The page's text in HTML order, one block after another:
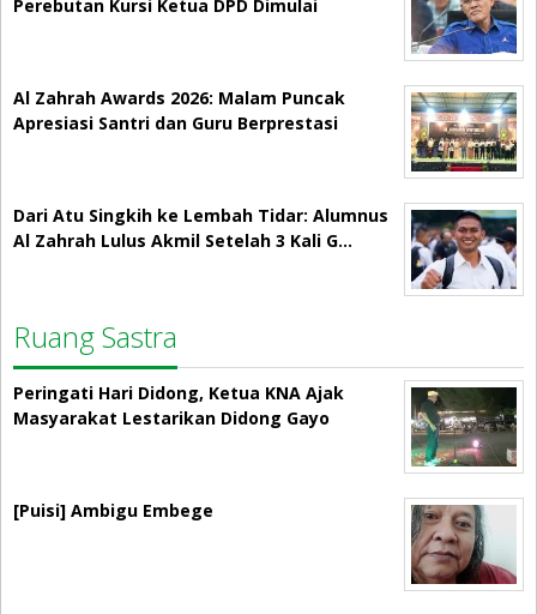
Perebutan Kursi Ketua DPD Dimulai
Al Zahrah Awards 2026: Malam Puncak
Apresiasi Santri dan Guru Berprestasi
Dari Atu Singkih ke Lembah Tidar: Alumnus
Al Zahrah Lulus Akmil Setelah 3 Kali G…
Ruang Sastra
Peringati Hari Didong, Ketua KNA Ajak
Masyarakat Lestarikan Didong Gayo
[Puisi] Ambigu Embege